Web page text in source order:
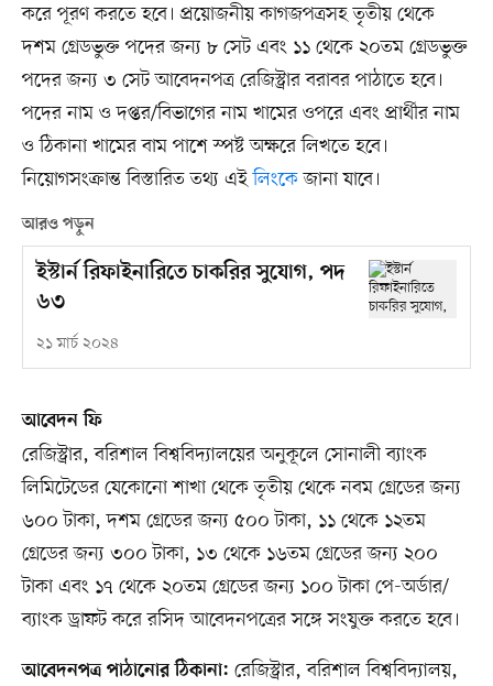
করে পূরণ করতে হবে। প্রয়োজনীয় কাগজপত্রসহ তৃতীয় থেকে
দশম গ্রেডভুক্ত পদের জন্য ৮ সেট এবং ১১ থেকে ২০তম গ্রেডভুক্ত
পদের জন্য ৩ সেট আবেদনপত্র রেজিস্ট্রার বরাবর পাঠাতে হবে।
পদের নাম ও দপ্তর/বিভাগের নাম খামের ওপরে এবং প্রার্থীর নাম
ও ঠিকানা খামের বাম পাশে স্পষ্ট অক্ষরে লিখতে হবে।
নিয়োগসংক্রান্ত বিস্তারিত তথ্য এইলিংকেজানা যাবে।
আরও পড়ুন
ইস্টার্ন রিফাইনারিতে চাকরির সুযোগ, পদ
৬৩
২১ মার্চ ২০২৪
আবেদন ফি
রেজিস্ট্রার, বরিশাল বিশ্ববিদ্যালয়ের অনুকূলে সোনালী ব্যাংক
লিমিটেডের যেকোনো শাখা থেকে তৃতীয় থেকে নবম গ্রেডের জন্য
৬০০ টাকা, দশম গ্রেডের জন্য ৫০০ টাকা, ১১ থেকে ১২তম
গ্রেডের জন্য ৩০০ টাকা, ১৩ থেকে ১৬তম গ্রেডের জন্য ২০০
টাকা এবং ১৭ থেকে ২০তম গ্রেডের জন্য ১০০ টাকা পে-অর্ডার/
ব্যাংক ড্রাফট করে রসিদ আবেদনপত্রের সঙ্গে সংযুক্ত করতে হবে।
আবেদনপত্র পাঠানোর ঠিকানা: রেজিস্ট্রার, বরিশাল বিশ্ববিদ্যালয়,